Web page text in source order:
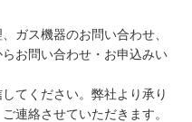
ガス機器のお問い合わせ、
お問い合わせ・お申込みい
てください。弊社より承り
連絡させていただきます。